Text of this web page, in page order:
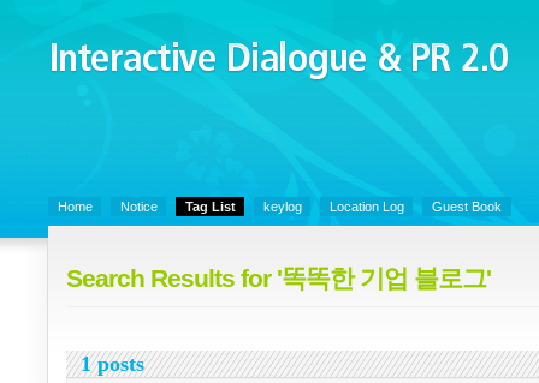
Interactive Dialogue &
PR 2.0
Home Notice Tag List keylog Location Log Guest Book
Search Results for '똑똑한 기업 블로그'
1 posts